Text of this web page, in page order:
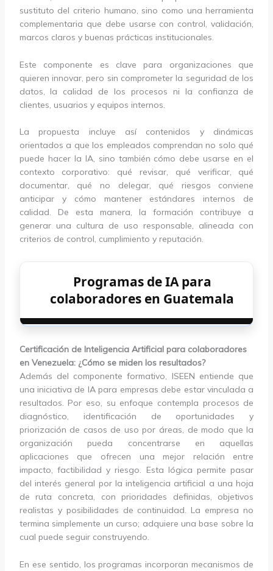
sustituto del criterio humano, sino como una herramienta
complementaria que debe usarse con control, validación,
marcos claros y buenas prácticas institucionales.
Este componente es clave para organizaciones que
quieren innovar, pero sin comprometer la seguridad de los
datos, la calidad de los procesos ni la confianza de
clientes, usuarios y equipos internos.
La propuesta incluye así contenidos y dinámicas
orientados a que los empleados comprendan no solo qué
puede hacer la IA, sino también cómo debe usarse en el
contexto corporativo: qué revisar, qué verificar, qué
documentar, qué no delegar, qué riesgos conviene
anticipar y cómo mantener estándares internos de
calidad. De esta manera, la formación contribuye a
generar una cultura de uso responsable, alineada con
criterios de control, cumplimiento y reputación.
Programas de IA para
colaboradores en Guatemala
Certificación de Inteligencia Artificial para colaboradores
en Venezuela: ¿Cómo se miden los resultados?
Además del componente formativo, ISEEN entiende que
una iniciativa de IA para empresas debe estar vinculada a
resultados. Por eso, su enfoque contempla procesos de
diagnóstico, identificación de oportunidades y
priorización de casos de uso por áreas, de modo que la
organización pueda concentrarse en aquellas
aplicaciones que ofrecen una mejor relación entre
impacto, factibilidad y riesgo. Esta lógica permite pasar
del interés general por la inteligencia artificial a una hoja
de ruta concreta, con prioridades definidas, objetivos
realistas y posibilidades de continuidad. La empresa no
termina simplemente un curso; adquiere una base sobre la
cual puede seguir construyendo.
En ese sentido, los programas incorporan mecanismos de